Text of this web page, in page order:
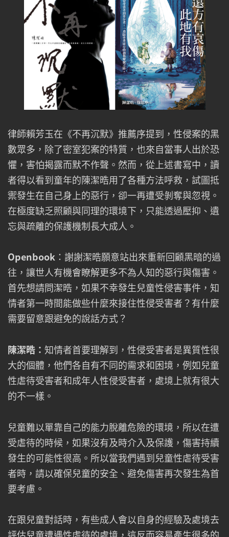
律師賴芳玉在《不再沉默》推薦序提到，性侵案的黑
數眾多，除了密室犯案的特質，也來自當事人出於恐
懼，害怕揭露而默不作聲。然而，從上述書寫中，讀
者得以看到童年的陳潔晧用了各種方法呼救，試圖抵
禦發生在自己身上的惡行，卻一再遭受剝奪與忽視。
在極度缺乏照顧與同理的環境下，只能透過壓抑、遺
忘與疏離的保護機制長大成人。
Openbook ：謝謝潔晧願意站出來重新回顧黑暗的過
往，讓世人有機會瞭解更多不為人知的惡行與傷害。
首先想請問潔晧，如果不幸發生兒童性侵害事件，知
情者第一時間能做些什麼來接住性侵受害者？有什麼
需要留意跟避免的說話方式？
陳潔晧： 知情者首要理解到，性侵受害者是異質性很
大的個體，他們各自有不同的需求和困境，例如兒童
性虐待受害者和成年人性侵受害者，處境上就有很大
的不一樣。
兒童難以單靠自己的能力脫離危險的環境，所以在遭
受虐待的時候，如果沒有及時介入及保護，傷害持續
發生的可能性很高。所以當我們遇到兒童性虐待受害
者時，請以確保兒童的安全、避免傷害再次發生為首
要考慮。
在跟兒童對話時，有些成人會以自身的經驗及處境去